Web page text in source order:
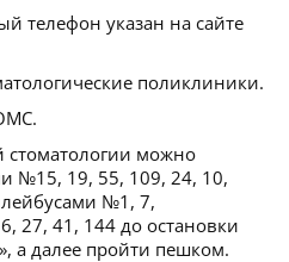
телефон указан на сайте
поликлиники.
стоматологии можно
№15, 19, 55, 109, 24, 10,
№1, 7,
27, 41, 144 до остановки
а далее пройти пешком.